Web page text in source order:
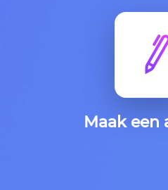
Maak een